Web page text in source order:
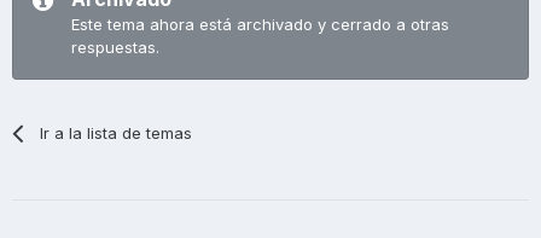
Este tema ahora está archivado y cerrado a otras
respuestas.
Ir a la lista de temas